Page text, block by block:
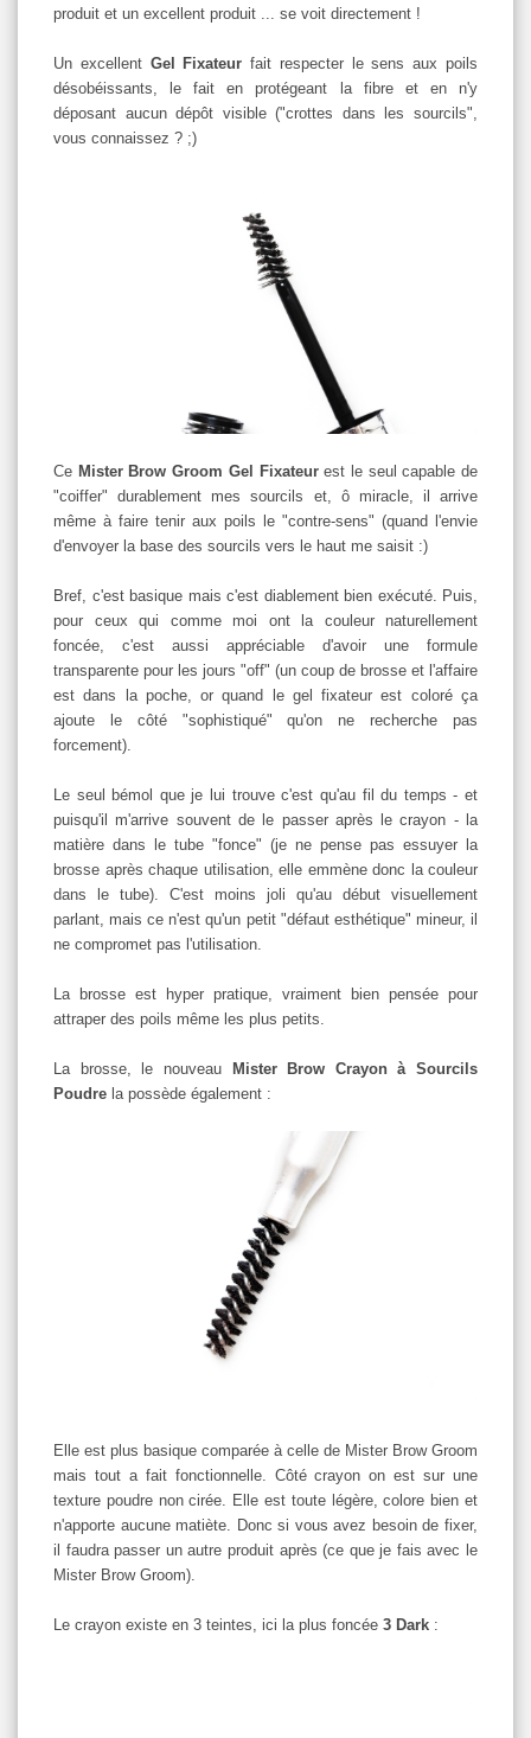
produit et un excellent produit ... se voit directement !
Un excellent Gel Fixateur fait respecter le sens aux poils
désobéissants, le fait en protégeant la fibre et en n'y
déposant aucun dépôt visible ("crottes dans les sourcils",
vous connaissez ? ;)
Ce Mister Brow Groom Gel Fixateurest le seul capable de
"coiffer" durablement mes sourcils et, ô miracle, il arrive
même à faire tenir aux poils le "contre-sens" (quand l'envie
d'envoyer la base des sourcils vers le haut me saisit :)
Bref, c'est basique mais c'est diablement bien exécuté. Puis,
pour ceux qui comme moi ont la couleur naturellement
foncée, c'est aussi appréciable d'avoir une formule
transparente pour les jours "off" (un coup de brosse et l'affaire
est dans la poche, or quand le gel fixateur est coloré ça
ajoute le côté "sophistiqué" qu'on ne recherche pas
forcement).
Le seul bémol que je lui trouve c'est qu'au fil du temps - et
puisqu'il m'arrive souvent de le passer après le crayon - la
matière dans le tube "fonce" (je ne pense pas essuyer la
brosse après chaque utilisation, elle emmène donc la couleur
dans le tube). C'est moins joli qu'au début visuellement
parlant, mais ce n'est qu'un petit "défaut esthétique" mineur, il
ne compromet pas l'utilisation.
La brosse est hyper pratique, vraiment bien pensée pour
attraper des poils même les plus petits.
La brosse, le nouveau Mister Brow Crayon à Sourcils
Poudre la possède également :
Elle est plus basique comparée à celle de Mister Brow Groom
mais tout a fait fonctionnelle. Côté crayon on est sur une
texture poudre non cirée. Elle est toute légère, colore bien et
n'apporte aucune matiète. Donc si vous avez besoin de fixer,
il faudra passer un autre produit après (ce que je fais avec le
Mister Brow Groom).
Le crayon existe en 3 teintes, ici la plus foncée 3 Dark :